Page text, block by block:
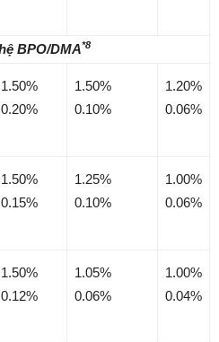
BPO/DMA*8
1.50%
0.20%
1.50%
0.10%
1.20%
0.06%
1.50%
0.15%
1.25%
0.10%
1.00%
0.06%
1.50%
0.12%
1.05%
0.06%
1.00%
0.04%